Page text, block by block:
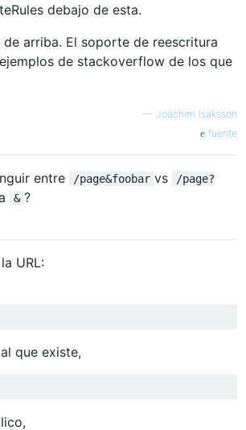
debajo de esta.
arriba. El soporte de reescritura
de stackoverflow de los que
— Joachim Isaksson
fuente
entre /page&foobar vs
/page?
& ?
URL:
que existe,